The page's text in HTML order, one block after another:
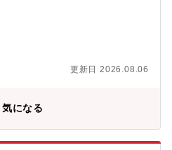
ネジメント業務など店舗運営・
頂きます。【 勤務時間例 】・7：
80分）・9：50～19：10（実働8
：10（実働8時間／休憩80分
こはこうした方がいい。」という
です。【研修・教育制度の充実】■
の教育セミナーや入社4年目以降の
のチェーンストアを視察する海外
施しています。※※店舗の営業時
更新日 2026.08.06
気になる